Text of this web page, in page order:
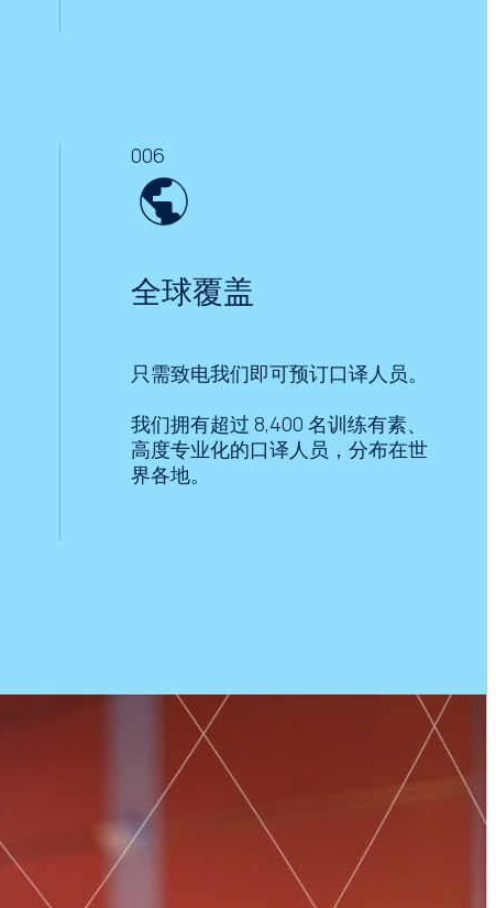
006
全球覆盖
只需致电我们即可预订口译人员。
我们拥有超过 8,400 名训练有素、
高度专业化的口译人员，分布在世
界各地。